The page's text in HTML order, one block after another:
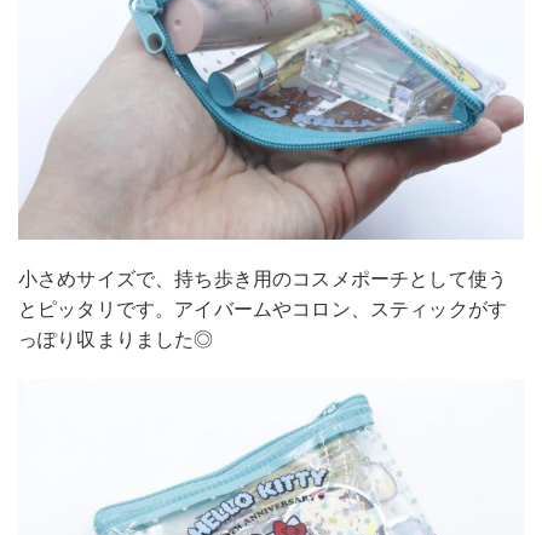
小さめサイズで、持ち歩き用のコスメポーチとして使う
とピッタリです。アイバームやコロン、スティックがす
っぽり収まりました◎